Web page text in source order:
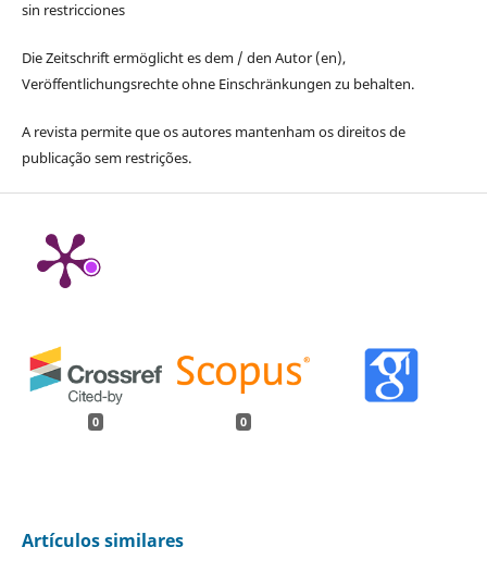
sin restricciones
Die Zeitschrift ermöglicht es dem / den Autor (en),
Veröffentlichungsrechte ohne Einschränkungen zu behalten.
A revista permite que os autores mantenham os direitos de
publicação sem restrições.
0 0
Artículos similares